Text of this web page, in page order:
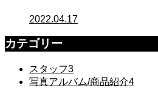
2022.04.17
カテゴリー
スタッフ3
写真アルバム/商品紹介4